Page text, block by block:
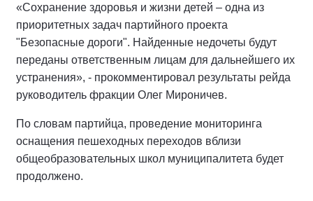
«Сохранение здоровья и жизни детей – одна из
приоритетных задач партийного проекта
"Безопасные дороги". Найденные недочеты будут
переданы ответственным лицам для дальнейшего их
устранения», - прокомментировал результаты рейда
руководитель фракции Олег Мироничев.
По словам партийца, проведение мониторинга
оснащения пешеходных переходов вблизи
общеобразовательных школ муниципалитета будет
продолжено.